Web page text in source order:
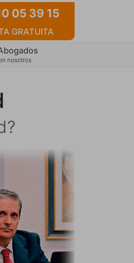
05 39 15
GRATUITA
nosotros